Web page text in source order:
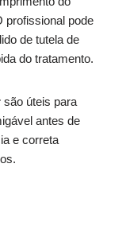
profissional pode
de tutela de
do tratamento.
são úteis para
antes de
e correta